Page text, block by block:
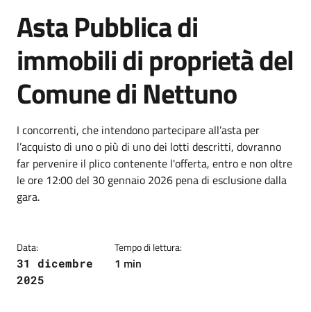
Asta Pubblica di
immobili di proprietà del
Comune di Nettuno
Dettagli della notizia
I concorrenti, che intendono partecipare all’asta per
l’acquisto di uno o più di uno dei lotti descritti, dovranno
far pervenire il plico contenente l'offerta, entro e non oltre
le ore 12:00 del 30 gennaio 2026 pena di esclusione dalla
gara.
Data:
31 dicembre
2025
Tempo di lettura:
1 min